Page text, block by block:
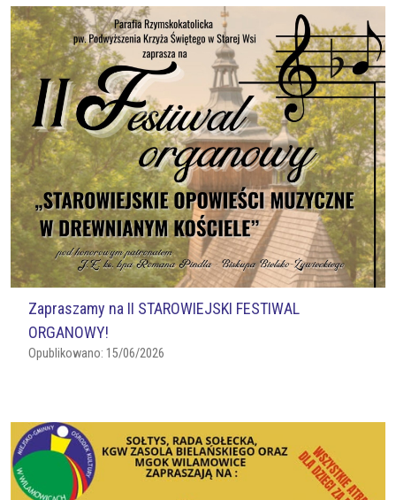
Zapraszamy na II STAROWIEJSKI FESTIWAL
ORGANOWY!
Opublikowano: 15/06/2026